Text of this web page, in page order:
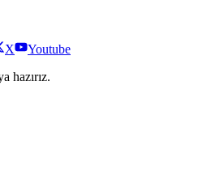
X
Youtube
hazırız.